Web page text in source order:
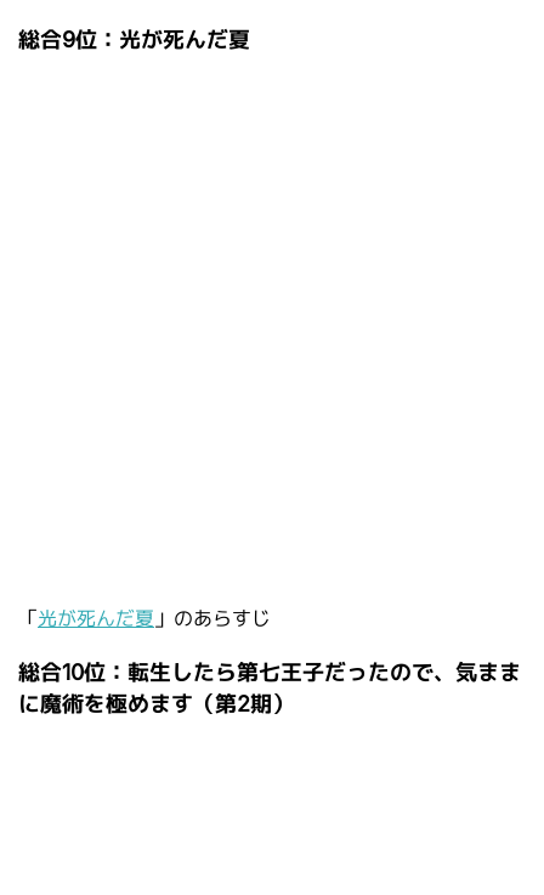
総合9位：光が死んだ夏
「光が死んだ夏 」のあらすじ
総合10位：転生したら第七王子だったので、気まま
に魔術を極めます（第2期）